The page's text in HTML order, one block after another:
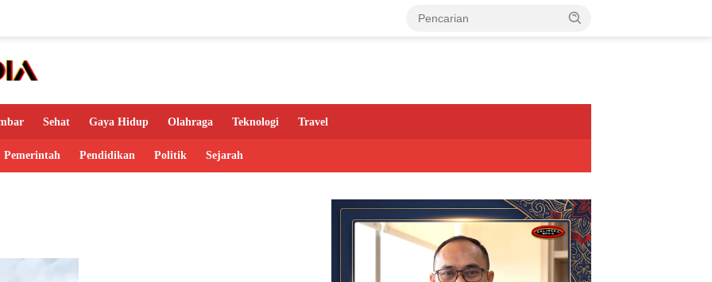
Sehat Gaya Hidup Olahraga Teknologi Travel
Pemerintah Pendidikan Politik Sejarah